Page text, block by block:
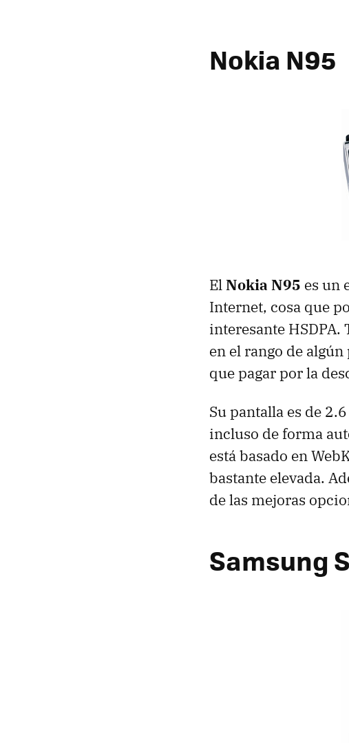
Nokia N95
ElNokia N95 es un
Internet, cosa que
interesante
en el rango de
que pagar por la
Su pantalla es de
incluso de forma
está basado en
bastante elevada.
de las mejoras
Samsung